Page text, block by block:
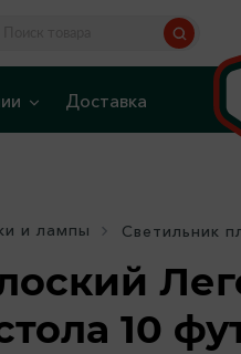
Доставка
и лампы Светильник
10